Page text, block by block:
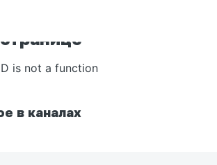
is not a function
в каналах